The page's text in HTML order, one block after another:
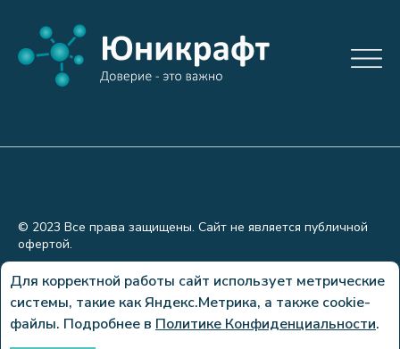
© 2023 Все права защищены. Сайт не является публичной
офертой.
Политика конфиденциальности
Сделано в
Для корректной работы сайт использует метрические
системы, такие как Яндекс.Метрика, а также cookie-
файлы. Подробнее в Политике Конфиденциальности.